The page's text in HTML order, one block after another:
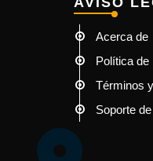
Acerca de
Política de
Términos
Soporte